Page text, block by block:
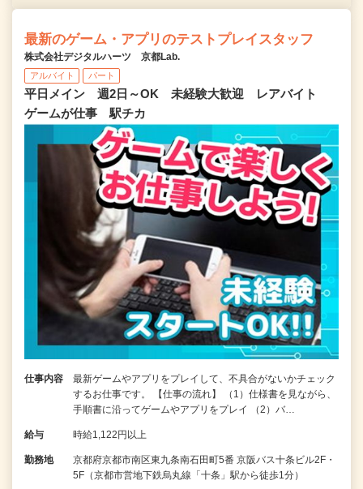
最新のゲーム・アプリのテストプレイスタッフ
株式会社デジタルハーツ 京都Lab.
アルバイト パート
平日メイン 週2日～OK 未経験大歓迎 レアバイト
ゲームが仕事 駅チカ
仕事内容
最新ゲームやアプリをプレイして、不具合がないかチェック
するお仕事です。 【仕事の流れ】 （1）仕様書を見ながら、
手順書に沿ってゲームやアプリをプレイ （2）バ…
給与 時給1,122円以上
勤務地
京都府京都市南区東九条南石田町5番 京阪バス十条ビル2F・
5F（京都市営地下鉄烏丸線「十条」駅から徒歩1分）